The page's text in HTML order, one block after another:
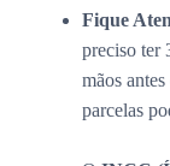
Fique
preciso ter
mãos
parcelas